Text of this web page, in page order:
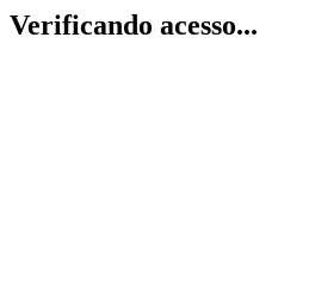
Verificando acesso...